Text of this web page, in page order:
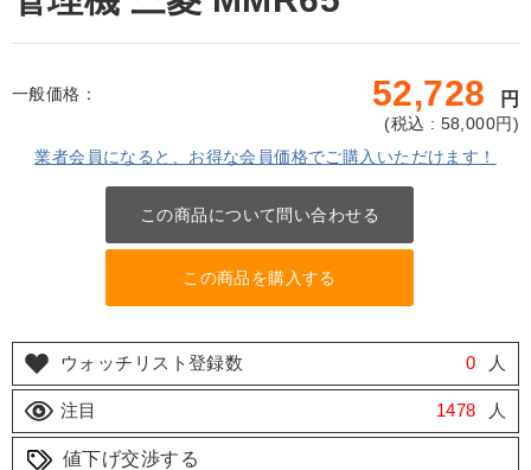
一般価格： 52,728 円
(税込 : 58,000円)
業者会員になると、お得な会員価格でご購入いただけます！
この商品について問い合わせる
この商品を購入する
ウォッチリスト登録数 0 人
注目 1478 人
値下げ交渉する